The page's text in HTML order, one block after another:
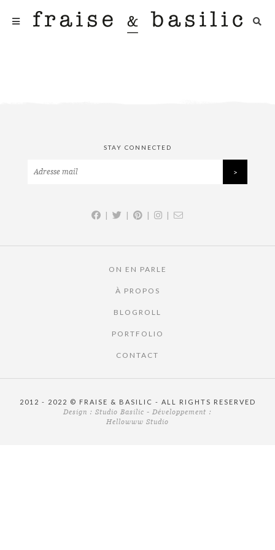
STAY CONNECTED
| | | |
ON EN PARLE
À PROPOS
BLOGROLL
PORTFOLIO
CONTACT
2012 - 2022 © FRAISE & BASILIC - ALL RIGHTS RESERVED
Design : Studio Basilic - Développement :
Hellowww Studio